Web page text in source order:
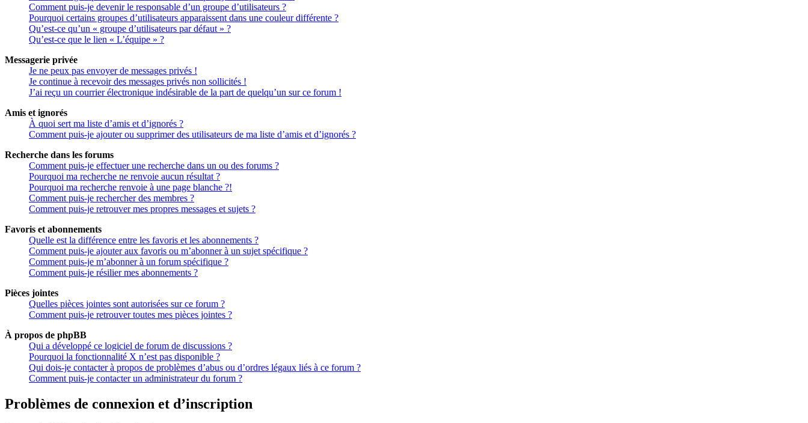
Comment puis-je devenir le responsable d’un groupe d’utilisateurs ?
Pourquoi certains groupes d’utilisateurs apparaissent dans une couleur différente ?
Qu’est-ce qu’un « groupe d’utilisateurs par défaut » ?
Qu’est-ce que le lien « L’équipe » ?
Messagerie privée
Je ne peux pas envoyer de messages privés !
Je continue à recevoir des messages privés non sollicités !
J’ai reçu un courrier électronique indésirable de la part de quelqu’un sur ce forum !
Amis et ignorés
À quoi sert ma liste d’amis et d’ignorés ?
Comment puis-je ajouter ou supprimer des utilisateurs de ma liste d’amis et d’ignorés ?
Recherche dans les forums
Comment puis-je effectuer une recherche dans un ou des forums ?
Pourquoi ma recherche ne renvoie aucun résultat ?
Pourquoi ma recherche renvoie à une page blanche ?!
Comment puis-je rechercher des membres ?
Comment puis-je retrouver mes propres messages et sujets ?
Favoris et abonnements
Quelle est la différence entre les favoris et les abonnements ?
Comment puis-je ajouter aux favoris ou m’abonner à un sujet spécifique ?
Comment puis-je m’abonner à un forum spécifique ?
Comment puis-je résilier mes abonnements ?
Pièces jointes
Quelles pièces jointes sont autorisées sur ce forum ?
Comment puis-je retrouver toutes mes pièces jointes ?
À propos de phpBB
Qui a développé ce logiciel de forum de discussions ?
Pourquoi la fonctionnalité X n’est pas disponible ?
Qui dois-je contacter à propos de problèmes d’abus ou d’ordres légaux liés à ce forum ?
Comment puis-je contacter un administrateur du forum ?
Problèmes de connexion et d’inscription